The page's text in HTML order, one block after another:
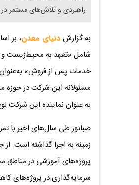
راهبردی و تلاش‌های مستمر
به گزارش دنیای معدن، بر
شامل «تعهد به محیط‌زیست و
خدمات پس از فروش»
مسئولانه این شرکت در حوزه
به عنوان نماینده این شرکت
صبانور طی سال‌های اخیر با
زمینه به اجرا گذاشته است.
پروژه‌های آموزشی در مناطق
سرمایه‌گذاری در پروژه‌های